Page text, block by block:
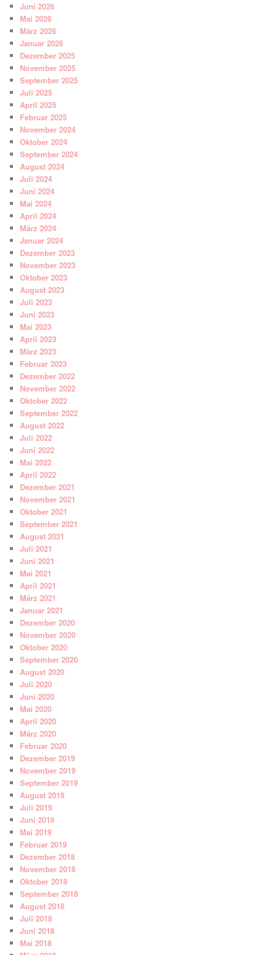
Juni 2026
Mai 2026
März 2026
Januar 2026
Dezember 2025
November 2025
September 2025
Juli 2025
April 2025
Februar 2025
November 2024
Oktober 2024
September 2024
August 2024
Juli 2024
Juni 2024
Mai 2024
April 2024
März 2024
Januar 2024
Dezember 2023
November 2023
Oktober 2023
August 2023
Juli 2023
Juni 2023
Mai 2023
April 2023
März 2023
Februar 2023
Dezember 2022
November 2022
Oktober 2022
September 2022
August 2022
Juli 2022
Juni 2022
Mai 2022
April 2022
Dezember 2021
November 2021
Oktober 2021
September 2021
August 2021
Juli 2021
Juni 2021
Mai 2021
April 2021
März 2021
Januar 2021
Dezember 2020
November 2020
Oktober 2020
September 2020
August 2020
Juli 2020
Juni 2020
Mai 2020
April 2020
März 2020
Februar 2020
Dezember 2019
November 2019
September 2019
August 2019
Juli 2019
Juni 2019
Mai 2019
Februar 2019
Dezember 2018
November 2018
Oktober 2018
September 2018
August 2018
Juli 2018
Juni 2018
Mai 2018